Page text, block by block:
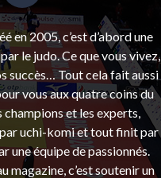
en 2005, c’est d’abord une
le judo. Ce que vous vivez,
succès… Tout cela fait aussi
vous aux quatre coins du
et les experts,
par uchi-komi et tout finit par
une équipe de passionnés.
magazine, c’est soutenir un